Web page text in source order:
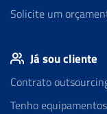
Solicite um
Já sou cliente
Contrato
Tenho